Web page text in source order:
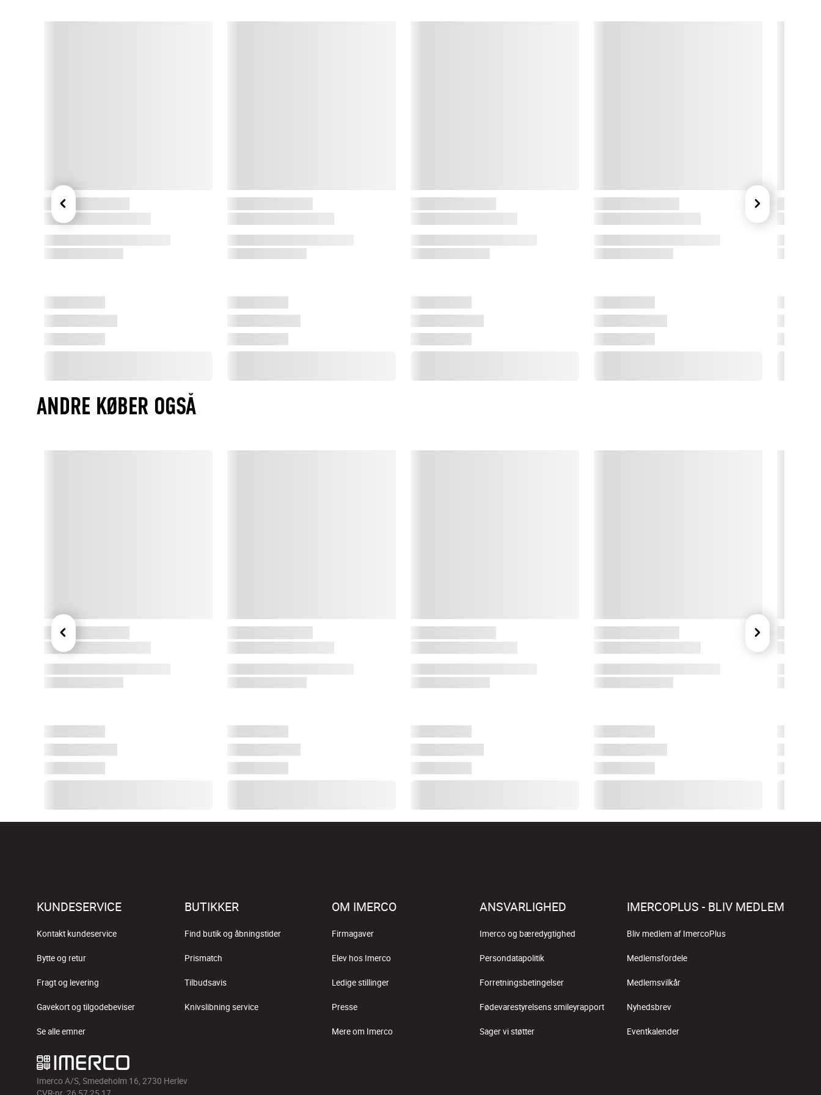
Spring Copenhagen forener skandinavisk designtradition med
ANDRE KØBER OGSÅ
KUNDESERVICE
Kontakt kundeservice
Bytte og retur
Fragt og levering
Gavekort og tilgodebeviser
Se alle emner
BUTIKKER
Find butik og åbningstider
Prismatch
Tilbudsavis
Knivslibning service
OM IMERCO
Firmagaver
Elev hos Imerco
Ledige stillinger
Presse
Mere om Imerco
ANSVARLIGHED
Imerco og bæredygtighed
Persondatapolitik
Forretningsbetingelser
Fødevarestyrelsens smileyrapport
Sager vi støtter
IMERCOPLUS - BLIV MEDLEM
Bliv medlem af ImercoPlus
Medlemsfordele
Medlemsvilkår
Nyhedsbrev
Eventkalender
Imerco A/S, Smedeholm 16, 2730 Herlev